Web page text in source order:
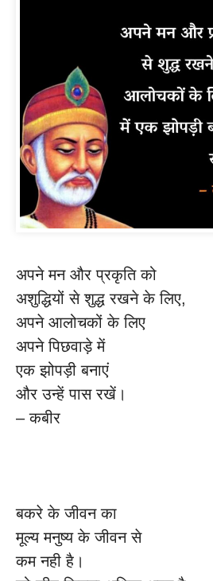
अपने मन और प्रकृति को
अशुद्धियों से शुद्ध रखने के लिए,
अपने आलोचकों के लिए
अपने पिछवाड़े में
एक झोपड़ी बनाएं
और उन्हें पास रखें।
– कबीर
बकरे के जीवन का
मूल्य मनुष्य के जीवन से
कम नही है।